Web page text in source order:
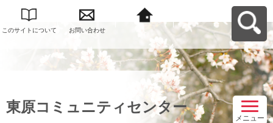
このサイトについて お問い合わせ
トセンター ざまっ
東原コミュニティセンター
メニュー